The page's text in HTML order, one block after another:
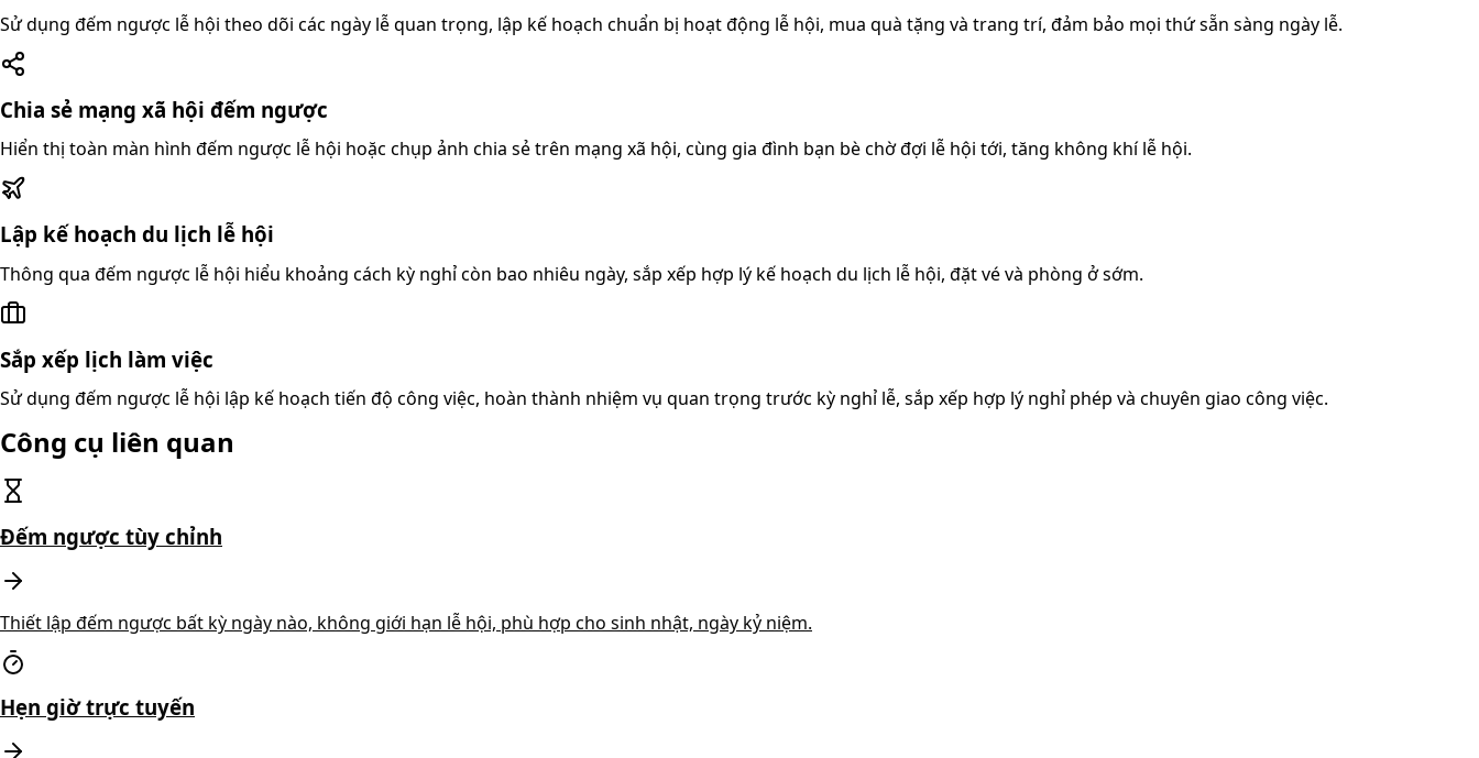
Sử dụng đếm ngược lễ hội theo dõi các ngày lễ quan trọng, lập kế hoạch chuẩn bị hoạt động lễ hội, mua quà tặng và trang trí, đảm bảo mọi thứ sẵn sàng ngày lễ.
Chia sẻ mạng xã hội đếm ngược
Hiển thị toàn màn hình đếm ngược lễ hội hoặc chụp ảnh chia sẻ trên mạng xã hội, cùng gia đình bạn bè chờ đợi lễ hội tới, tăng không khí lễ hội.
Lập kế hoạch du lịch lễ hội
Thông qua đếm ngược lễ hội hiểu khoảng cách kỳ nghỉ còn bao nhiêu ngày, sắp xếp hợp lý kế hoạch du lịch lễ hội, đặt vé và phòng ở sớm.
Sắp xếp lịch làm việc
Sử dụng đếm ngược lễ hội lập kế hoạch tiến độ công việc, hoàn thành nhiệm vụ quan trọng trước kỳ nghỉ lễ, sắp xếp hợp lý nghỉ phép và chuyên giao công việc.
Công cụ liên quan
Đếm ngược tùy chỉnh
Thiết lập đếm ngược bất kỳ ngày nào, không giới hạn lễ hội, phù hợp cho sinh nhật, ngày kỷ niệm.
Hẹn giờ trực tuyến